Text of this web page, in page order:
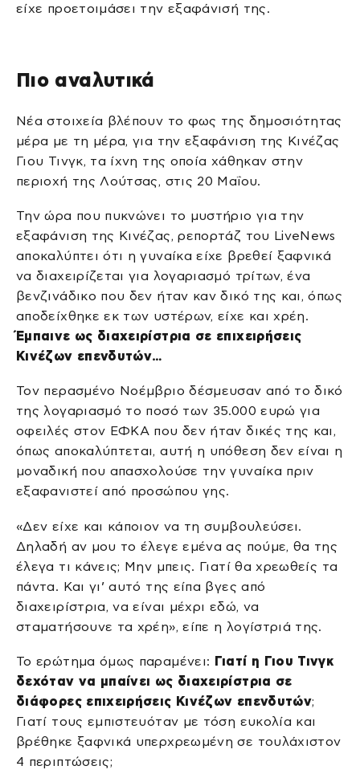
είχε προετοιμάσει την εξαφάνισή της.
Πιο αναλυτικά
Νέα στοιχεία βλέπουν το φως της δημοσιότητας
μέρα με τη μέρα, για την εξαφάνιση της Κινέζας
Γιου Τινγκ, τα ίχνη της οποία χάθηκαν στην
περιοχή της Λούτσας, στις 20 Μαΐου.
Την ώρα που πυκνώνει το μυστήριο για την
εξαφάνιση της Κινέζας, ρεπορτάζ του LiveNews
αποκαλύπτει ότι η γυναίκα είχε βρεθεί ξαφνικά
να διαχειρίζεται για λογαριασμό τρίτων, ένα
βενζινάδικο που δεν ήταν καν δικό της και, όπως
αποδείχθηκε εκ των υστέρων, είχε και χρέη.
Έμπαινε ως διαχειρίστρια σε επιχειρήσεις
Κινέζων επενδυτών…
Τον περασμένο Νοέμβριο δέσμευσαν από το δικό
της λογαριασμό το ποσό των 35.000 ευρώ για
οφειλές στον ΕΦΚΑ που δεν ήταν δικές της και,
όπως αποκαλύπτεται, αυτή η υπόθεση δεν είναι η
μοναδική που απασχολούσε την γυναίκα πριν
εξαφανιστεί από προσώπου γης.
«Δεν είχε και κάποιον να τη συμβουλεύσει.
Δηλαδή αν μου το έλεγε εμένα ας πούμε, θα της
έλεγα τι κάνεις; Μην μπεις. Γιατί θα χρεωθείς τα
πάντα. Και γι’ αυτό της είπα βγες από
διαχειρίστρια, να είναι μέχρι εδώ, να
σταματήσουνε τα χρέη», είπε η λογίστριά της.
Το ερώτημα όμως παραμένει: Γιατί η Γιου Τινγκ
δεχόταν να μπαίνει ως διαχειρίστρια σε
διάφορες επιχειρήσεις Κινέζων επενδυτών;
Γιατί τους εμπιστευόταν με τόση ευκολία και
βρέθηκε ξαφνικά υπερχρεωμένη σε τουλάχιστον
4 περιπτώσεις;